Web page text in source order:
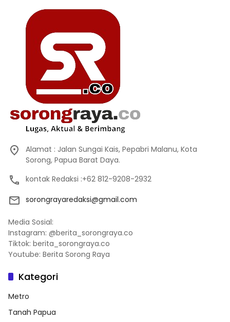
Alamat : Jalan Sungai Kais, Pepabri Malanu, Kota
Sorong, Papua Barat Daya.
kontak Redaksi :+62 812-9208-2932
sorongrayaredaksi@gmail.com
Media Sosial:
Instagram: @berita_sorongraya.co
Tiktok: berita_sorongraya.co
Youtube: Berita Sorong Raya
Kategori
Metro
Tanah Papua